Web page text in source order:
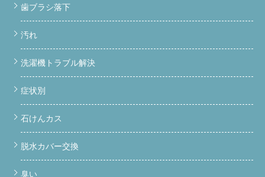
歯ブラシ落下
汚れ
洗濯機トラブル解決
症状別
石けんカス
脱水カバー交換
臭い